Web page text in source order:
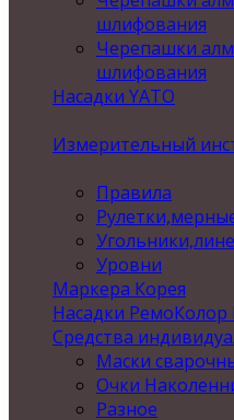
шлифования
Черепашки
шлифования
Насадки YATO
Измерительный
Правила
Уровни
Маркера Корея
Насадки РемоКолор
Средства
Маски
Очки
Разное